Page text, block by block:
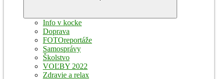
Info v kocke
Doprava
FOTOreportáže
Samosprávy
Školstvo
VOĽBY 2022
Zdravie a relax